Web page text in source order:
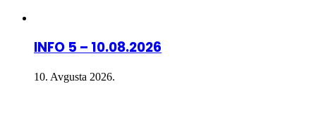
INFO 5 – 10.08.2026
10. Avgusta 2026.